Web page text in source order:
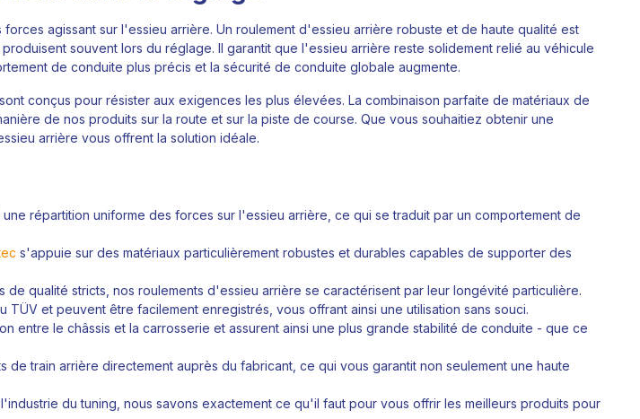
agissant sur l'essieu arrière. Un roulement d'essieu arrière robuste et de haute qualité est
souvent lors du réglage. Il garantit que l'essieu arrière reste solidement relié au véhicule
de conduite plus précis et la sécurité de conduite globale augmente.
conçus pour résister aux exigences les plus élevées. La combinaison parfaite de matériaux de
de nos produits sur la route et sur la piste de course. Que vous souhaitiez obtenir une
arrière vous offrent la solution idéale.
répartition uniforme des forces sur l'essieu arrière, ce qui se traduit par un comportement de
s'appuie sur des matériaux particulièrement robustes et durables capables de supporter des
de qualité stricts, nos roulements d'essieu arrière se caractérisent par leur longévité particulière.
TÜV et peuvent être facilement enregistrés, vous offrant ainsi une utilisation sans souci.
entre le châssis et la carrosserie et assurent ainsi une plus grande stabilité de conduite - que ce
train arrière directement auprès du fabricant, ce qui vous garantit non seulement une haute
du tuning, nous savons exactement ce qu'il faut pour vous offrir les meilleurs produits pour